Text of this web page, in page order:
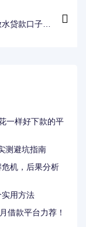
贷款口子有
一样好下款的平
测避坑指南
机，后果分析
用方法
借款平台力荐！